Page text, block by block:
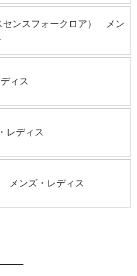
センスフォークロア） メン
ィス
レディス
メンズ・レディス